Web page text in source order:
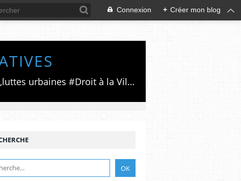
Connexion + Créer mon blog
Luttes émancipatrices,recherche du forum politico/social pour des alternatives,luttes urbaines #Droit à la Ville", #Paris #GrandParis,enjeux de la métropolisation,accès aux Archives publiques par Pierre Mansat,auteur‼️Ma vie rouge. Meutre au Grand Paris‼️[PUG]Association Josette & Maurice #Audin>bénevole Secours Populaire>Comité Laghouat-France>#Mumia #INTA